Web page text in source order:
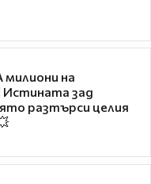
милиони на
Истината зад
разтърси целия